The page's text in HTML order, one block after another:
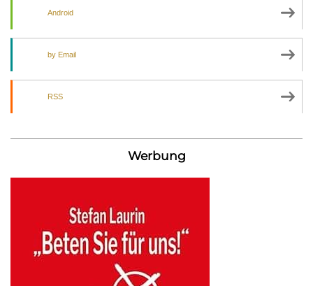
Android
by Email
RSS
Werbung